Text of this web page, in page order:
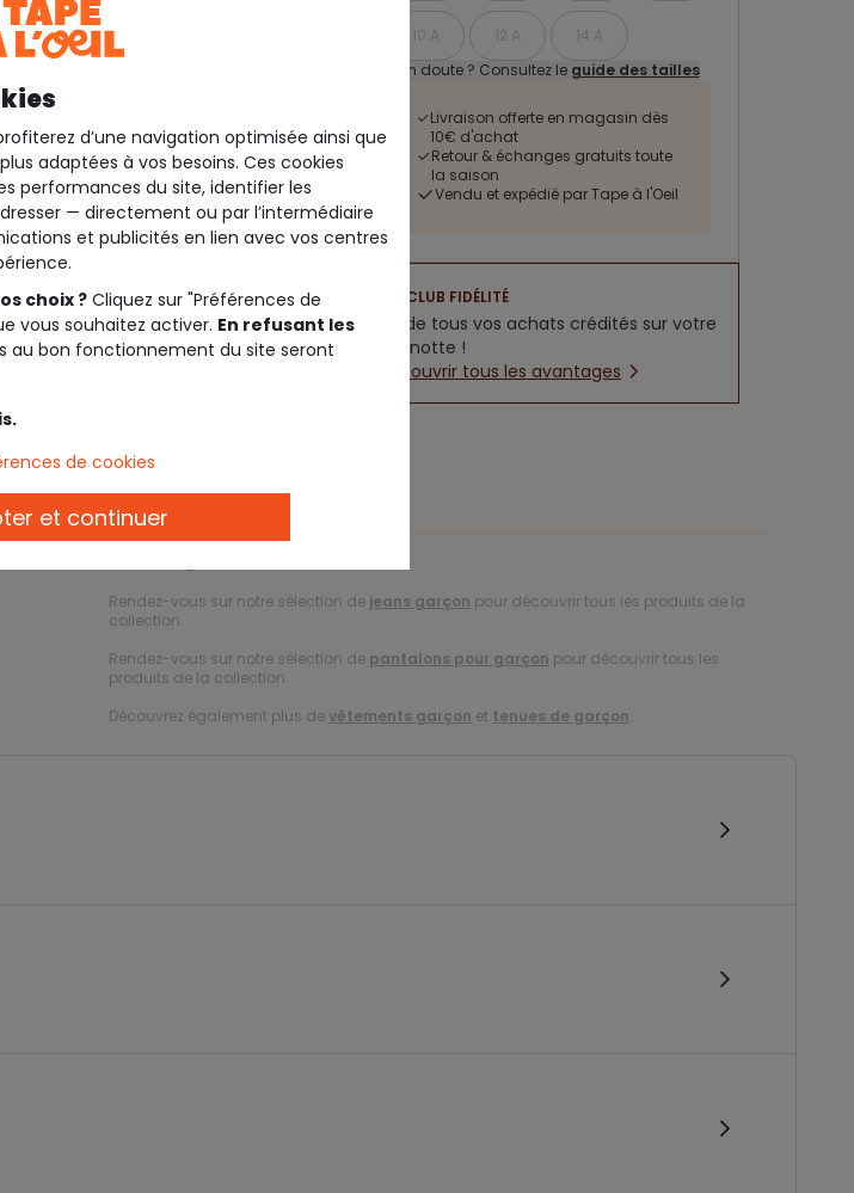
10 A 12 A
14 A
Un doute ? Consultez le guide des tailles
Livraison offerte en magasin dès
10€ d'achat
Retour & échanges gratuits toute
la saison
Vendu et expédié par Tape à l'Oeil
CLUB FIDÉLITÉ
5% de tous vos achats crédités sur votre
cagnotte !
Découvrir tous les avantages
Rendez-vous sur notre sélection de jeans garçon pour découvrir tous les produits de la
collection.
Rendez-vous sur notre sélection de pantalons pour garçon pour découvrir tous les
produits de la collection.
Découvrez également plus devêtements garçon et tenues de garçon.
d’une navigation optimisée ainsi que
adaptées à vos besoins. Ces cookies
performances du site, identifier les
— directement ou par l’intermédiaire
et publicités en lien avec vos centres
choix ? Cliquez sur "Préférences de
vous souhaitez activer. En refusant les
au bon fonctionnement du site seront
de cookies
et continuer